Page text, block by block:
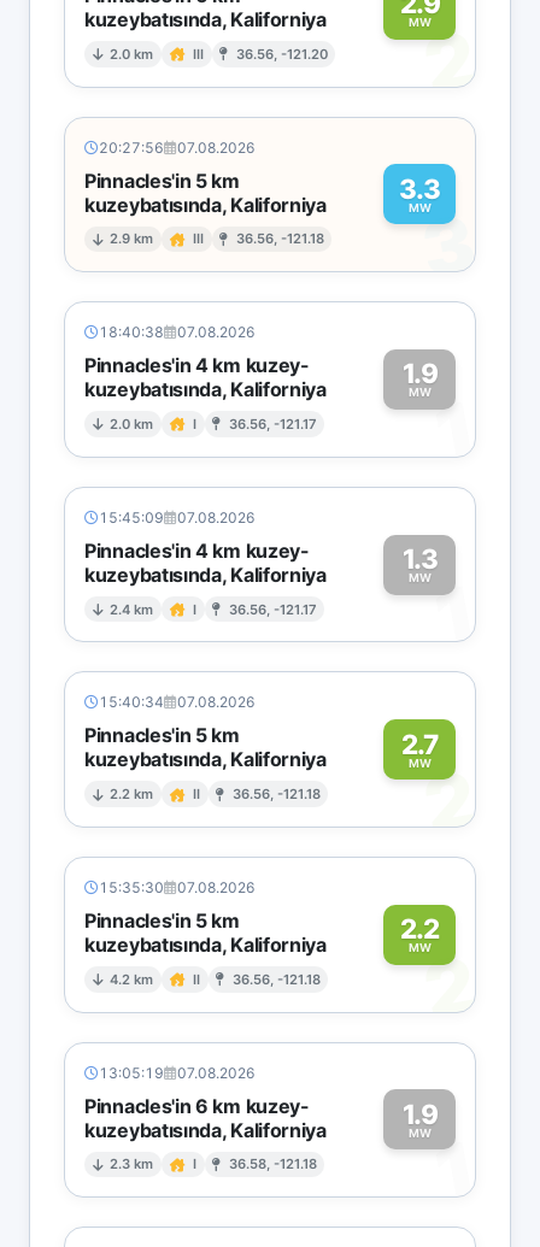
kuzeybatısında, Kaliforniya
2.0 km III 36.56, -121.20
MW2
20:27:56 07.08.2026
Pinnacles'in 5 km
kuzeybatısında, Kaliforniya
2.9 km III 36.56, -121.18
3.3
MW
3
18:40:38 07.08.2026
Pinnacles'in 4 km kuzey-
kuzeybatısında, Kaliforniya
2.0 km I 36.56, -121.17
1.9
MW1
15:45:09 07.08.2026
Pinnacles'in 4 km kuzey-
kuzeybatısında, Kaliforniya
2.4 km I 36.56, -121.17
1.3
MW1
15:40:34 07.08.2026
Pinnacles'in 5 km
kuzeybatısında, Kaliforniya
2.2 km II 36.56, -121.18
2.7
MW2
15:35:30 07.08.2026
Pinnacles'in 5 km
kuzeybatısında, Kaliforniya
4.2 km II 36.56, -121.18
2.2
MW2
13:05:19 07.08.2026
Pinnacles'in 6 km kuzey-
kuzeybatısında, Kaliforniya
2.3 km I 36.58, -121.18
1.9
MW1